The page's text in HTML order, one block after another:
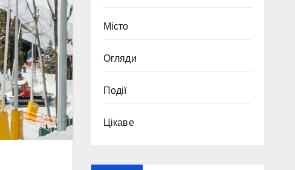
Місто
Огляди
Події
Цікаве